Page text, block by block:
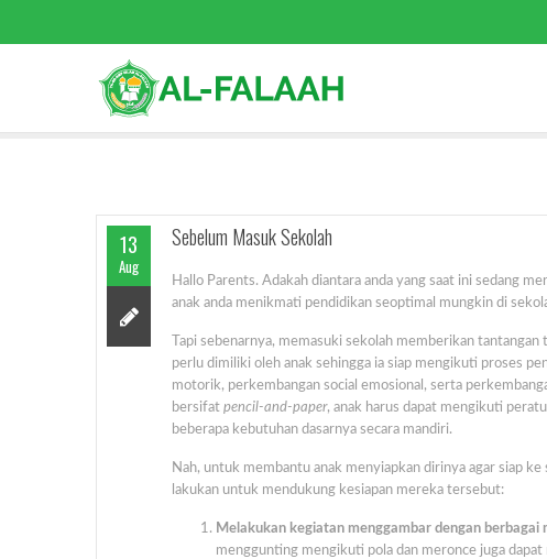
13
Aug
Sebelum Masuk Sekolah
Hallo Parents. Adakah diantara anda yang saat ini sedang
anak anda menikmati pendidikan seoptimal mungkin di
Tapi sebenarnya, memasuki sekolah memberikan
perlu dimiliki oleh anak sehingga ia siap mengikuti proses
motorik, perkembangan social emosional, serta
bersifat pencil-and-paper, anak harus dapat mengikuti
beberapa kebutuhan dasarnya secara mandiri.
Nah, untuk membantu anak menyiapkan dirinya agar siap
lakukan untuk mendukung kesiapan mereka tersebut:
Melakukan kegiatan menggambar dengan
menggunting mengikuti pola dan meronce juga